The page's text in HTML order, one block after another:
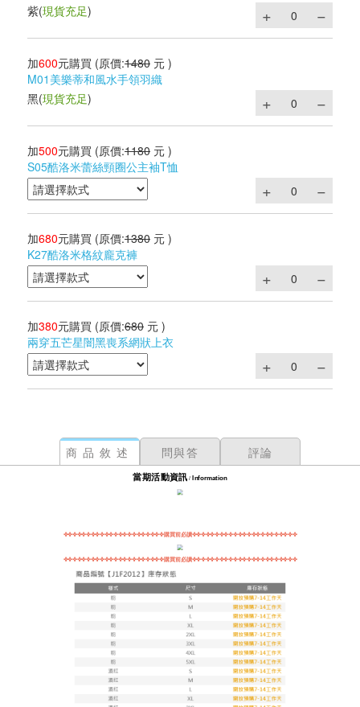
紫(現貨充足)
加600元購買 (原價:1480 元 )
M01美樂蒂和風水手領羽織
黑(現貨充足)
加500元購買 (原價:1180 元 )
S05酷洛米蕾絲頸圈公主袖T恤
加680元購買 (原價:1380 元 )
K27酷洛米格紋龐克褲
加380元購買 (原價:680 元 )
兩穿五芒星闇黑喪系網狀上衣
商品敘述 問與答 評論